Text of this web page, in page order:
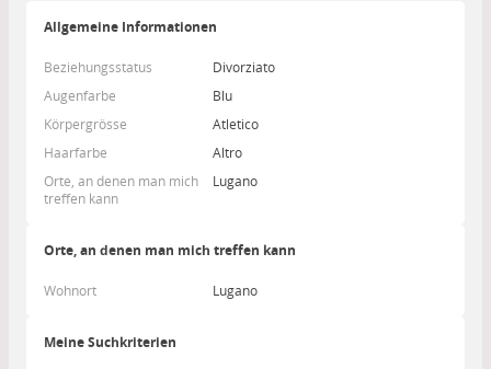
Allgemeine Informationen
Beziehungsstatus
Divorziato
Augenfarbe
Blu
Körpergrösse
Atletico
Haarfarbe
Altro
Orte, an denen man mich
treffen kann
Lugano
Orte, an denen man mich treffen kann
Wohnort Lugano
Meine Suchkriterien